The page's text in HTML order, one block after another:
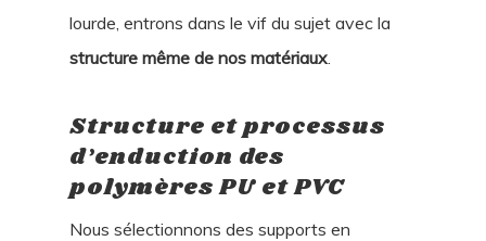
lourde, entrons dans le vif du sujet avec la
structure même de nos matériaux.
Structure et processus
d’enduction des
polymères PU et PVC
Nous sélectionnons des supports en